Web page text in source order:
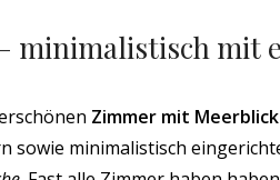
minimalistisch mit
Zimmer mit Meerblick
sowie minimalistisch